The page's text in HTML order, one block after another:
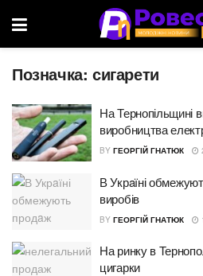
Позначка: сигарети
На Тернопільщині
виробництва
BY ГЕОРГІЙ ГНАТЮК
В Укрaїні
виробів
BY ГЕОРГІЙ ГНАТЮК
На ринку в
цигарки